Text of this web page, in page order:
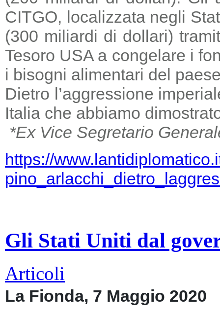
CITGO, localizzata negli
(300 miliardi di dollari)
Tesoro USA a congelare i
i bisogni alimentari del
Dietro l’aggressione
Italia che abbiamo
*Ex Vice Segretario
https://
Gli Stati Uniti dal
Articoli
La Fionda, 7 Maggio 2020